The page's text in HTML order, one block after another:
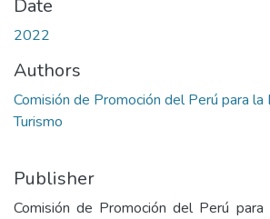
Date
2022
Authors
Comisión de Promoción del Perú para
Turismo
Publisher
Comisión de Promoción del Perú